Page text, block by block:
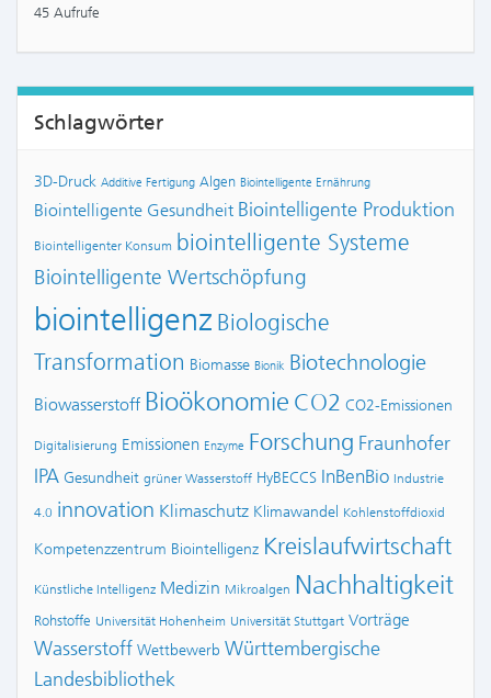
45 Aufrufe
Schlagwörter
3D-Druck Additive Fertigung Algen Biointelligente Ernährung
Biointelligente Gesundheit Biointelligente Produktion
Biointelligenter Konsum biointelligente Systeme
Biointelligente Wertschöpfung
biointelligenz Biologische
Transformation Biomasse Bionik Biotechnologie
Biowasserstoff Bioökonomie CO2 CO2-Emissionen
Digitalisierung Emissionen Enzyme Forschung Fraunhofer
IPA Gesundheit grüner Wasserstoff HyBECCS InBenBio Industrie
4.0 innovation Klimaschutz Klimawandel Kohlenstoffdioxid
Kompetenzzentrum Biointelligenz Kreislaufwirtschaft
Künstliche Intelligenz Medizin Mikroalgen Nachhaltigkeit
Rohstoffe Universität Hohenheim Universität Stuttgart Vorträge
Wasserstoff Wettbewerb Württembergische
Landesbibliothek